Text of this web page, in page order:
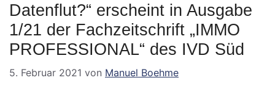
Datenflut?“ erscheint in Ausgabe
1/21 der Fachzeitschrift „IMMO
PROFESSIONAL“ des IVD Süd
5. Februar 2021 von Manuel Boehme